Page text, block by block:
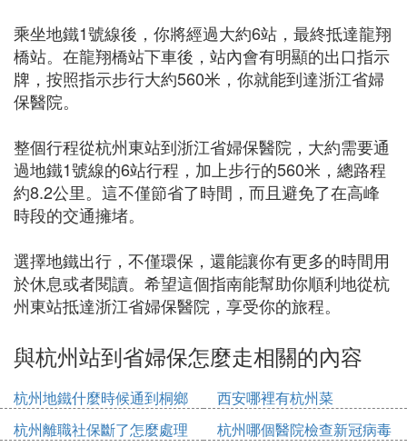
乘坐地鐵1號線後，你將經過大約6站，最終抵達龍翔
橋站。在龍翔橋站下車後，站內會有明顯的出口指示
牌，按照指示步行大約560米，你就能到達浙江省婦
保醫院。
整個行程從杭州東站到浙江省婦保醫院，大約需要通
過地鐵1號線的6站行程，加上步行的560米，總路程
約8.2公里。這不僅節省了時間，而且避免了在高峰
時段的交通擁堵。
選擇地鐵出行，不僅環保，還能讓你有更多的時間用
於休息或者閱讀。希望這個指南能幫助你順利地從杭
州東站抵達浙江省婦保醫院，享受你的旅程。
與杭州站到省婦保怎麼走相關的內容
杭州地鐵什麼時候通到桐鄉
西安哪裡有杭州菜
杭州離職社保斷了怎麼處理
杭州哪個醫院檢查新冠病毒